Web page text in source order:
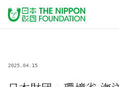
2025.04.15